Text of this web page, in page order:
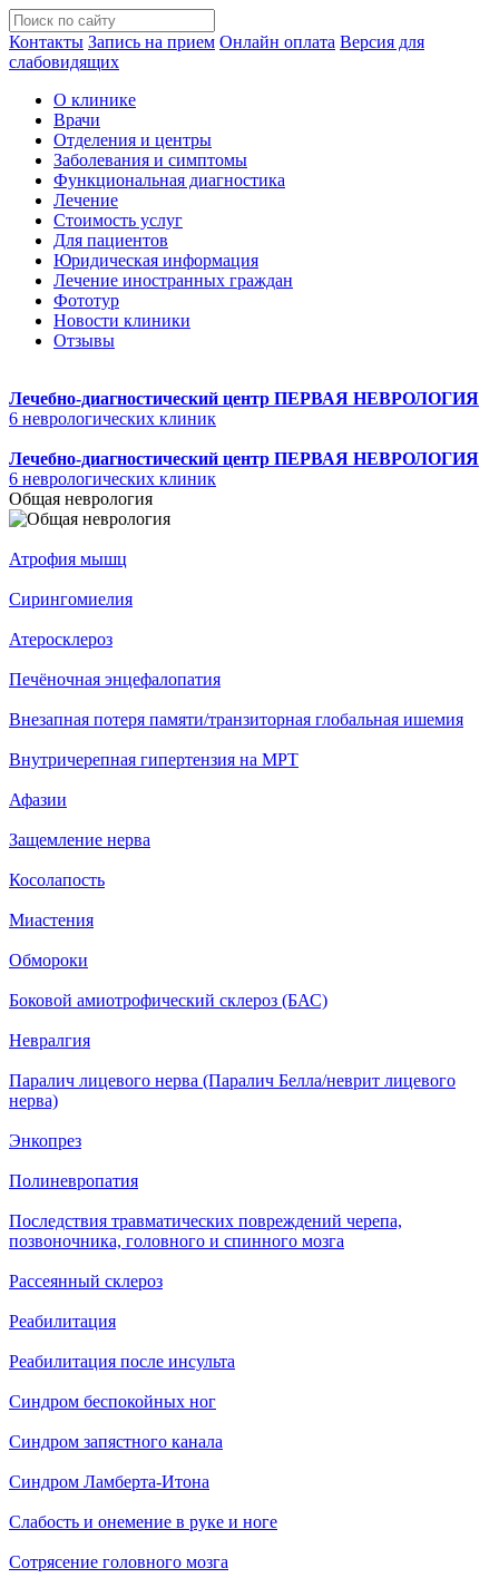
Контакты Запись на прием Онлайн оплата Версия для
слабовидящих
О клинике
Врачи
Отделения и центры
Заболевания и симптомы
Функциональная диагностика
Лечение
Стоимость услуг
Для пациентов
Юридическая информация
Лечение иностранных граждан
Фототур
Новости клиники
Отзывы
Лечебно-диагностический центр ПЕРВАЯ НЕВРОЛОГИЯ
6 неврологических клиник
Лечебно-диагностический центр ПЕРВАЯ НЕВРОЛОГИЯ
6 неврологических клиник
Общая неврология
Атрофия мышц
Сирингомиелия
Атеросклероз
Печёночная энцефалопатия
Внезапная потеря памяти/транзиторная глобальная ишемия
Внутричерепная гипертензия на МРТ
Афазии
Защемление нерва
Косолапость
Миастения
Обмороки
Боковой амиотрофический склероз (БАС)
Невралгия
Паралич лицевого нерва (Паралич Белла/неврит лицевого
нерва)
Энкопрез
Полиневропатия
Последствия травматических повреждений черепа,
позвоночника, головного и спинного мозга
Рассеянный склероз
Реабилитация
Реабилитация после инсульта
Синдром беспокойных ног
Синдром запястного канала
Синдром Ламберта-Итона
Слабость и онемение в руке и ноге
Сотрясение головного мозга